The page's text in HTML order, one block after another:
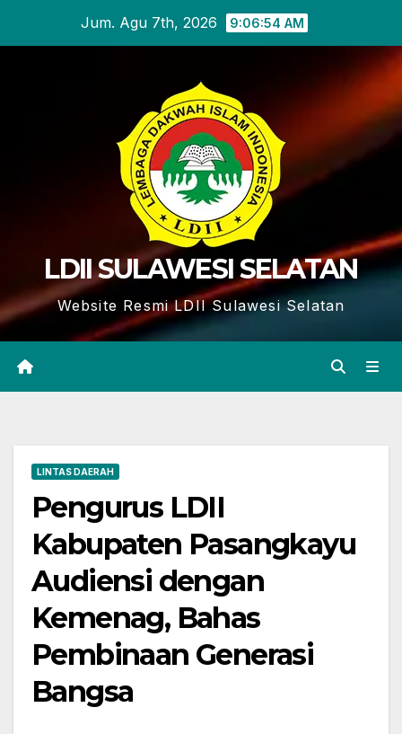
Jum. Agu 7th, 2026 9:06:55 AM
LDII SULAWESI SELATAN
Website Resmi LDII Sulawesi Selatan
LINTAS DAERAH
Pengurus LDII
Kabupaten Pasangkayu
Audiensi dengan
Kemenag, Bahas
Pembinaan Generasi
Bangsa